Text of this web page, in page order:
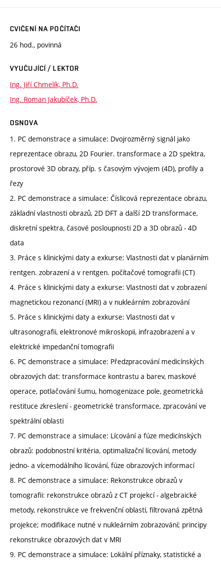
CVIČENÍ NA POČÍTAČI
26 hod., povinná
VYUČUJÍCÍ / LEKTOR
Ing. Jiří Chmelík, Ph.D.
Ing. Roman Jakubíček, Ph.D.
OSNOVA
1. PC demonstrace a simulace: Dvojrozměrný signál jako
reprezentace obrazu, 2D Fourier. transformace a 2D spektra,
prostorové 3D obrazy, příp. s časovým vývojem (4D), profily a
řezy
2. PC demonstrace a simulace: Číslicová reprezentace obrazu,
základní vlastnosti obrazů, 2D DFT a další 2D transformace,
diskretní spektra, časové posloupnosti 2D a 3D obrazů - 4D
data
3. Práce s klinickými daty a exkurse: Vlastnosti dat v planárním
rentgen. zobrazení a v rentgen. počítačové tomografii (CT)
4. Práce s klinickými daty a exkurse: Vlastnosti dat v zobrazení
magnetickou rezonancí (MRI) a v nukleárním zobrazování
5. Práce s klinickými daty a exkurse: Vlastnosti dat v
ultrasonografii, elektronové mikroskopii, infrazobrazení a v
elektrické impedanční tomografii
6. PC demonstrace a simulace: Předzpracování medicínských
obrazových dat: transformace kontrastu a barev, maskové
operace, potlačování šumu, homogenizace pole, geometrická
restituce zkreslení - geometrické transformace, zpracování ve
spektrální oblasti
7. PC demonstrace a simulace: Lícování a fúze medicínských
obrazů: podobnostní kritéria, optimalizační lícování, metody
jedno- a vícemodálního lícování, fúze obrazových informací
8. PC demonstrace a simulace: Rekonstrukce obrazů v
tomografii: rekonstrukce obrazů z CT projekcí - algebraické
metody, rekonstrukce ve frekvenční oblasti, filtrovaná zpětná
projekce; modifikace nutné v nukleárním zobrazování; principy
rekonstrukce obrazových dat v MRI
9. PC demonstrace a simulace: Lokální příznaky, statistické a